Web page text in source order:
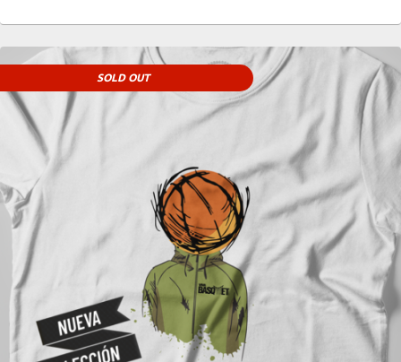
SOLD OUT